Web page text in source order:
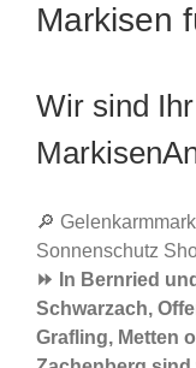
Markisen
Wir sind
🔎
Sonnenschutz
⏩ In Bernried
Schwarzach,
Grafling, Metten